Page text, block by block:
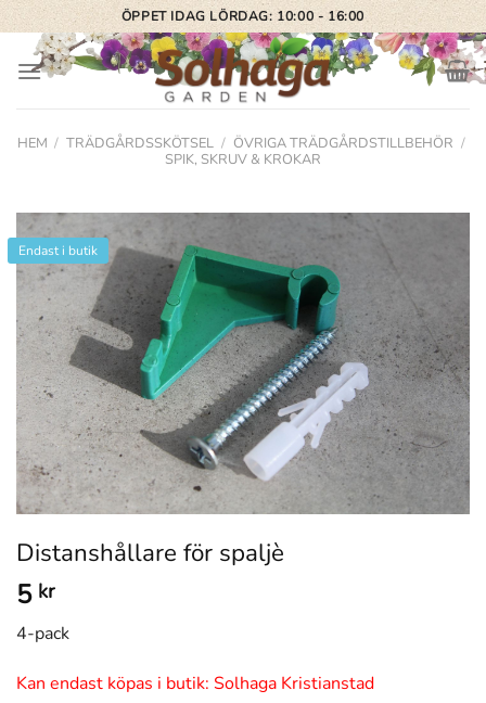
Skip
to
content
ÖPPET IDAG LÖRDAG: 10:00 - 16:00
HEM / TRÄDGÅRDSSKÖTSEL / ÖVRIGA TRÄDGÅRDSTILLBEHÖR /
SPIK, SKRUV & KROKAR
Endast i butik
Distanshållare för spaljè
5 kr
4-pack
Kan endast köpas i butik: Solhaga Kristianstad